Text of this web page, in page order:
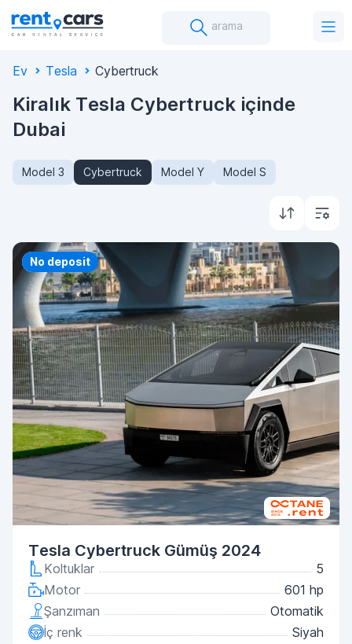
arama
Ev Tesla Cybertruck
Kiralık Tesla Cybertruck içinde
Dubai
Model 3 Cybertruck Model Y Model S
Priority
No deposit
Tesla Cybertruck Gümüş 2024
Koltuklar
5
Motor
601 hp
Şanzıman
Otomatik
İç renk
Siyah